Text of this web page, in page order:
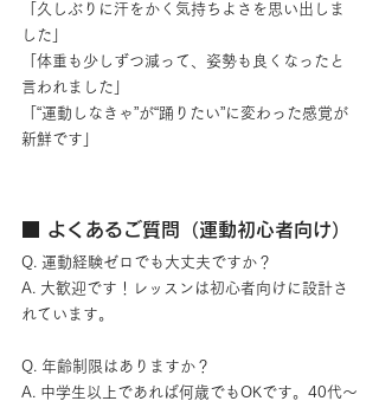
「久しぶりに汗をかく気持ちよさを思い出しま
した」
「体重も少しずつ減って、姿勢も良くなったと
言われました」
「“運動しなきゃ”が“踊りたい”に変わった感覚が
新鮮です」
■ よくあるご質問（運動初心者向け）
Q. 運動経験ゼロでも大丈夫ですか？
A. 大歓迎です！レッスンは初心者向けに設計さ
れています。
Q. 年齢制限はありますか？
A. 中学生以上であれば何歳でもOKです。40代〜